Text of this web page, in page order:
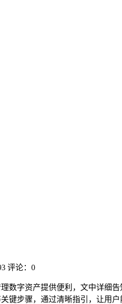
评论：0
数字资产提供便利，文中详细
步骤，通过清晰指引，让用